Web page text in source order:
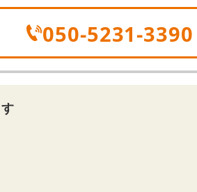
050-5231-3390